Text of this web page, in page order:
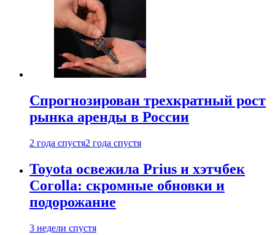
Спрогнозирован трехкратный рост
рынка аренды в России
2 года спустя2 года спустя
Toyota освежила Prius и хэтчбек
Corolla: скромные обновки и
подорожание
3 недели спустя